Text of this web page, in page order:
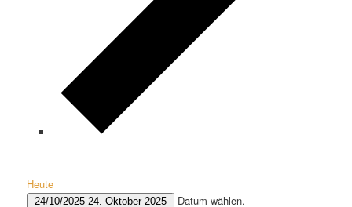
Heute
24/10/2025 24. Oktober 2025 Datum wählen.